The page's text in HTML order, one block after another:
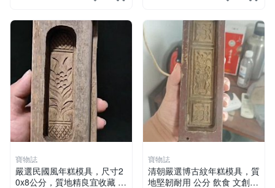
寶物誌
嚴選民國風年糕模具，尺寸2
0x8公分，質地精良宜收藏 年
寶物誌
清朝嚴選博古紋年糕模具，質
地堅韌耐用 公分 飲食 文創